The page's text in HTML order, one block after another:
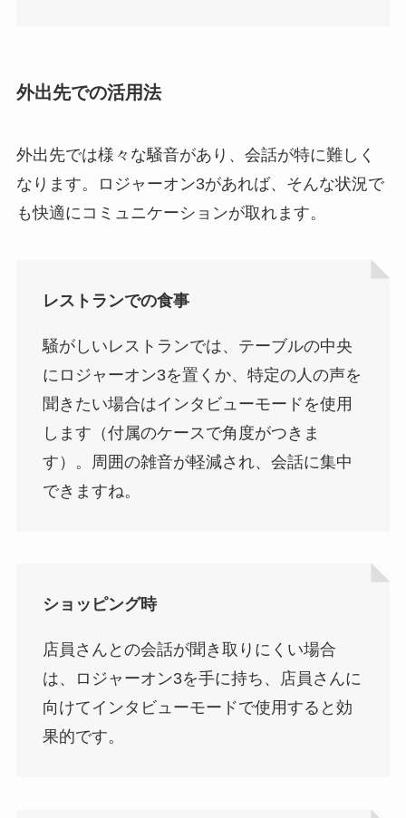
外出先での活用法
外出先では様々な騒音があり、会話が特に難しく
なります。ロジャーオン3があれば、そんな状況で
も快適にコミュニケーションが取れます。
レストランでの食事
騒がしいレストランでは、テーブルの中央
にロジャーオン3を置くか、特定の人の声を
聞きたい場合はインタビューモードを使用
します（付属のケースで角度がつきま
す）。周囲の雑音が軽減され、会話に集中
できますね。
ショッピング時
店員さんとの会話が聞き取りにくい場合
は、ロジャーオン3を手に持ち、店員さんに
向けてインタビューモードで使用すると効
果的です。